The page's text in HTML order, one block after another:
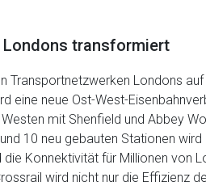
transformiert
Transportnetzwerken Londons
eine neue Ost-West-
mit Shenfield und Abbey
10 neu gebauten Stationen
Konnektivität für Millionen von
wird nicht nur die Effizienz